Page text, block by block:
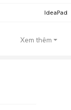
IdeaPad
Xem thêm